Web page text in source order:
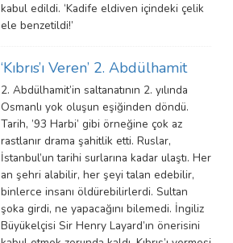
kabul edildi. ‘Kadife eldiven içindeki çelik
ele benzetildi!’
‘Kıbrıs’ı Veren’ 2. Abdülhamit
2. Abdülhamit’in saltanatının 2. yılında
Osmanlı yok oluşun eşiğinden döndü.
Tarih, ’93 Harbi’ gibi örneğine çok az
rastlanır drama şahitlik etti. Ruslar,
İstanbul’un tarihi surlarına kadar ulaştı. Her
an şehri alabilir, her şeyi talan edebilir,
binlerce insanı öldürebilirlerdi. Sultan
şoka girdi, ne yapacağını bilemedi. İngiliz
Büyükelçisi Sir Henry Layard’ın önerisini